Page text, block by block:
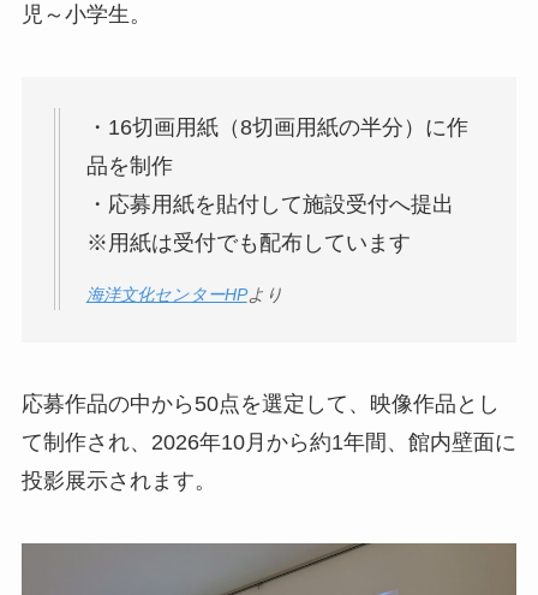
児～小学生。
・16切画用紙（8切画用紙の半分）に作
品を制作
・応募用紙を貼付して施設受付へ提出
※用紙は受付でも配布しています
海洋文化センターHPより
応募作品の中から50点を選定して、映像作品とし
て制作され、2026年10月から約1年間、館内壁面に
投影展示されます。